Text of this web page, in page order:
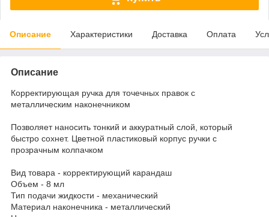
Описание Характеристики Доставка Оплата
Описание
Корректирующая ручка для точечных правок с
металлическим наконечником
Позволяет наносить тонкий и аккуратный слой, который
быстро сохнет. Цветной пластиковый корпус ручки с
прозрачным колпачком
Вид товара - корректирующий карандаш
Объем - 8 мл
Тип подачи жидкости - механический
Материал наконечника - металлический